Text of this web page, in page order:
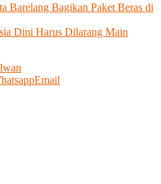
Barelang Bagikan Paket Beras di
Dini Harus Dilarang Main
Email